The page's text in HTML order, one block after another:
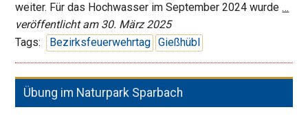
weiter. Für das Hochwasser im September 2024 wurde…
veröffentlicht am 30. März 2025
Tags:
Bezirksfeuerwehrtag Gießhübl
Übung im Naturpark Sparbach